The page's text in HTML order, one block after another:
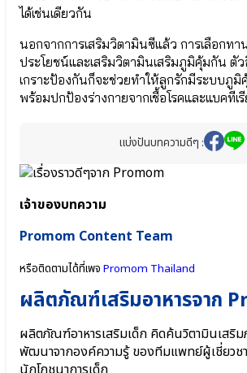
24/24+
● จุลินทรีย์ที่
ดี Bacillus
Coagulans
● ปกป้องลำไส้
Bifidobacterium
infantis
ประโยชน์
Plantarum
บาซิลลัส แอซิ
Lactobacillus
● สาร
สำคัญในนม
แม่ HMOs
(Prebiotic)
Lactobacillus
●
เกราะ
ป้องกัน
สุขภาพ
ฟิ
แบค
เรียม
Bifidobacterium
●
จุลินทรีย์
มาก
ประโยชน์
Lactobacillus
ได้เช่นเดียวกัน
นอกจากการเสริมวิตามินซีแล้ว การเลือกท
ประโยชน์และเสริมวิตามินเสริมภูมิคุ้มกัน ตั
เกราะป้องกันก็จะช่วยทำให้ลูกรักมีระบบภูมิ
พร้อมปกป้องร่างกายจากเชื้อโรคและแบคทีเ
แบ่งปันบทความดีๆ :
เจ้าของบทความ
Promom Content Team
หรือติดตามได้ที่เพจ Promom Thailand
ผลิตภัณฑ์เสริมอาหารจาก
ผลิตภัณฑ์อาหารเสริมเด็ก คิดค้นวิตามินเสริ
พัฒนาจากองค์ความรู้ ของทีมแพทย์ผู้เชี่ยวช